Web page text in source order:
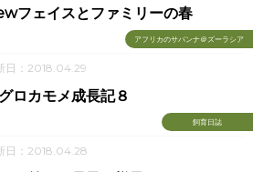
アフリカのサバンナ＠ズーラシア
フェイスとファミリーの春
日：2018.04.29
飼育日誌
ロカモメ成長記８
日：2018.04.28